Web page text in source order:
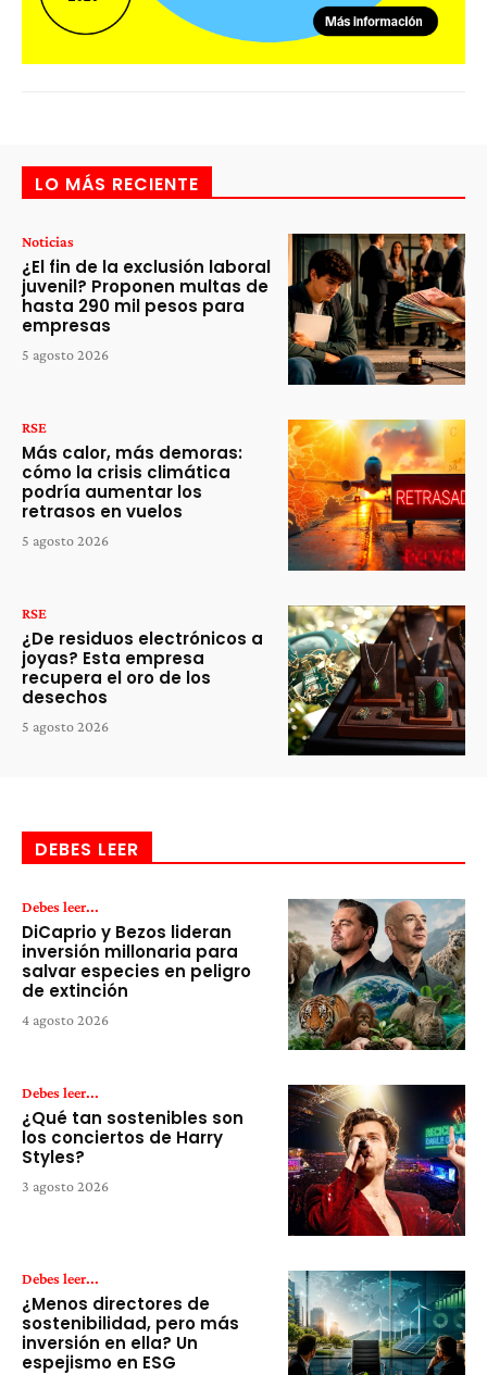
LO MÁS RECIENTE
Noticias
¿El fin de la exclusión laboral
juvenil? Proponen multas de
hasta 290 mil pesos para
empresas
5 agosto 2026
RSE
Más calor, más demoras:
cómo la crisis climática
podría aumentar los
retrasos en vuelos
5 agosto 2026
RSE
¿De residuos electrónicos a
joyas? Esta empresa
recupera el oro de los
desechos
5 agosto 2026
DEBES LEER
Debes leer...
DiCaprio y Bezos lideran
inversión millonaria para
salvar especies en peligro
de extinción
4 agosto 2026
Debes leer...
¿Qué tan sostenibles son
los conciertos de Harry
Styles?
3 agosto 2026
Debes leer...
¿Menos directores de
sostenibilidad, pero más
inversión en ella? Un
espejismo en ESG